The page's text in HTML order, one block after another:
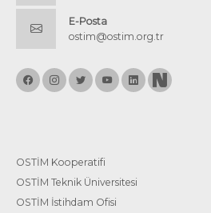
E-Posta
ostim@ostim.org.tr
OSTİM Kooperatifi
OSTİM Teknik Üniversitesi
OSTİM İstihdam Ofisi